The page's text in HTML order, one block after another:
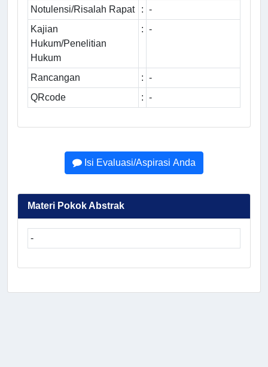
Notulensi/Risalah Rapat
: -
Kajian
Hukum/Penelitian
Hukum
: -
Rancangan : -
QRcode
: -
Isi Evaluasi/Aspirasi Anda
Materi Pokok Abstrak
-